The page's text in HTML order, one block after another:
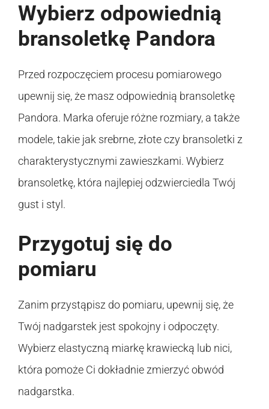
Wybierz odpowiednią
bransoletkę Pandora
Przed rozpoczęciem procesu pomiarowego
upewnij się, że masz odpowiednią bransoletkę
Pandora. Marka oferuje różne rozmiary, a także
modele, takie jak srebrne, złote czy bransoletki z
charakterystycznymi zawieszkami. Wybierz
bransoletkę, która najlepiej odzwierciedla Twój
gust i styl.
Przygotuj się do
pomiaru
Zanim przystąpisz do pomiaru, upewnij się, że
Twój nadgarstek jest spokojny i odpoczęty.
Wybierz elastyczną miarkę krawiecką lub nici,
która pomoże Ci dokładnie zmierzyć obwód
nadgarstka.